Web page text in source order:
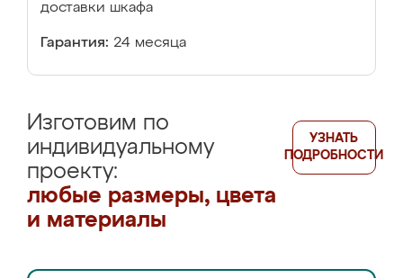
доставки шкафа
Гарантия: 24 месяца
Изготовим по
индивидуальному
проекту:
любые размеры, цвета
и материалы
УЗНАТЬ
ПОДРОБНОСТИ